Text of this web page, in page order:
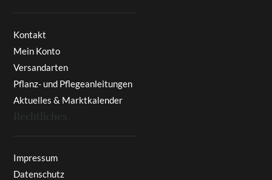
Kontakt
Mein Konto
Versandarten
Pflanz- und Pflegeanleitungen
Aktuelles & Marktkalender
Rechtliches
Impressum
Datenschutz